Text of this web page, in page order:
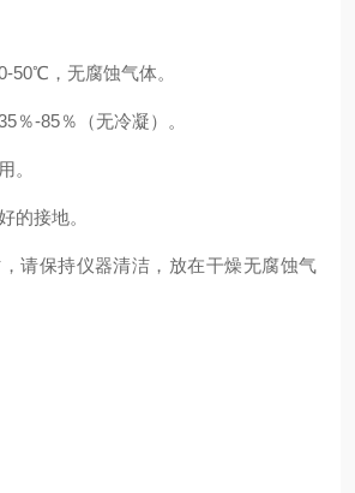
50℃，无腐蚀气体。
％-85％（无冷凝）。
。
的接地。
请保持仪器清洁，放在干燥无腐蚀气